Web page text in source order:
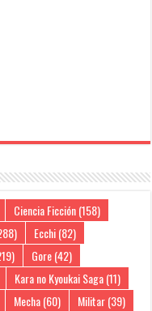
Ciencia Ficción(158)
Ecchi(82)
Gore(42)
Kara no Kyoukai Saga(11)
Mecha(60) Militar(39)